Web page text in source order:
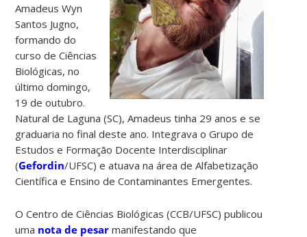
Amadeus Wyn
Santos Jugno,
formando do
curso de Ciências
Biológicas, no
último domingo,
19 de outubro.
Natural de Laguna (SC), Amadeus tinha 29 anos e se
graduaria no final deste ano. Integrava o Grupo de
Estudos e Formação Docente Interdisciplinar
(Gefordin/UFSC) e atuava na área de Alfabetização
Científica e Ensino de Contaminantes Emergentes.
O Centro de Ciências Biológicas (CCB/UFSC) publicou
uma nota de pesar manifestando que